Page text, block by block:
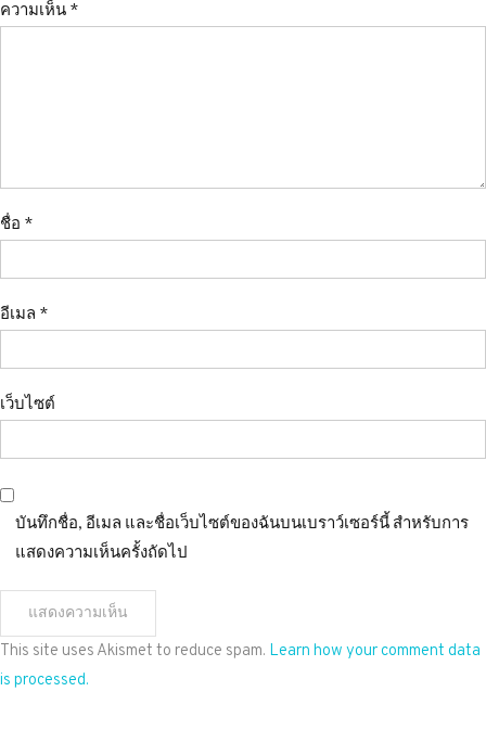
ความเห็น *
ชื่อ *
อีเมล *
เว็บไซต์
บันทึกชื่อ, อีเมล และชื่อเว็บไซต์ของฉันบนเบราว์เซอร์นี้ สำหรับการ
แสดงความเห็นครั้งถัดไป
This site uses Akismet to reduce spam. Learn how your comment data
is processed.